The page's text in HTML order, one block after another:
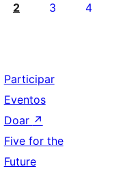
2 3 4
Participar
Eventos
Doar ↗
Five for the
Future